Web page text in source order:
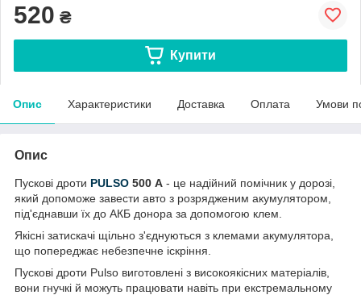
520 ₴
Купити
Опис Характеристики Доставка Оплата Умови
Опис
Пускові дроти PULSO 500 А - це надійний помічник у дорозі,
який допоможе завести авто з розрядженим акумулятором,
під'єднавши їх до АКБ донора за допомогою клем.
Якісні затискачі щільно з'єднуються з клемами акумулятора,
що попереджає небезпечне іскріння.
Пускові дроти Pulso виготовлені з високоякісних матеріалів,
вони гнучкі й можуть працювати навіть при екстремальному